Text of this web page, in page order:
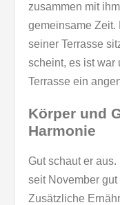
zusammen mit
gemeinsame
seiner Terrasse
scheint, es ist war
Terrasse ein
Körper und
Harmonie
Gut schaut er
seit November
Zusätzliche